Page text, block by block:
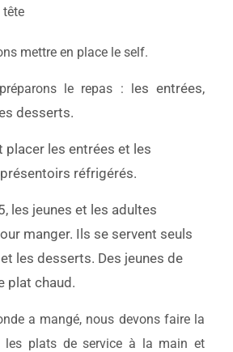
tête
mettre en place le self.
le repas : les entrées,
desserts.
placer les entrées et les
réfrigérés.
les jeunes et les adultes
manger. Ils se servent seuls
les desserts. Des jeunes de
plat chaud.
a mangé, nous devons faire la
les plats de service à la main et